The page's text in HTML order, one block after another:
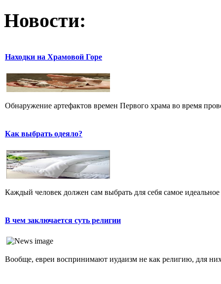
Новости:
Находки на Храмовой Горе
Обнаружение артефактов времен Первого храма во время
Как выбрать одеяло?
Каждый человек должен сам выбрать для себя самое
В чем заключается суть религии
Вообще, евреи воспринимают иудаизм не как религию, для